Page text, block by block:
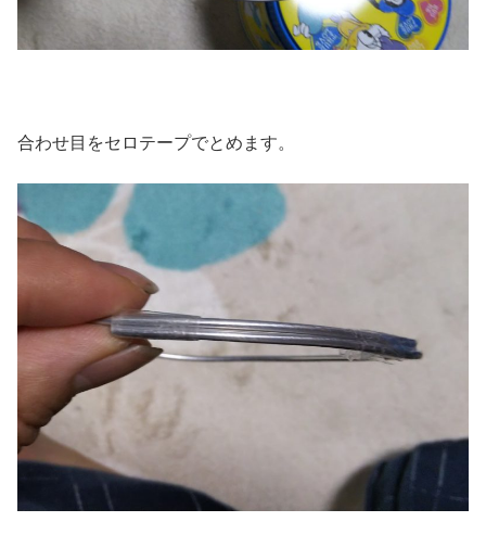
合わせ目をセロテープでとめます。